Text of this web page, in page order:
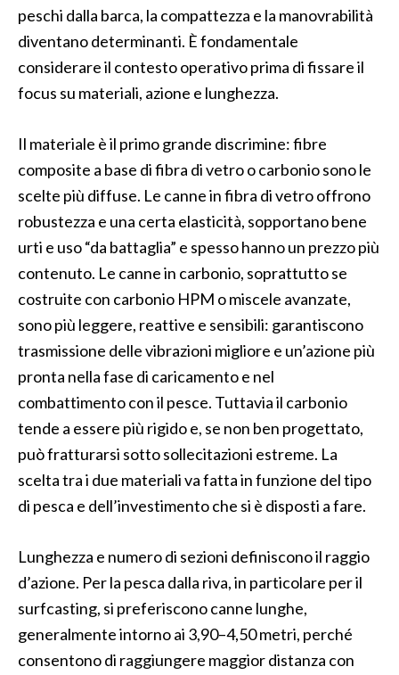
peschi dalla barca, la compattezza e la manovrabilità
diventano determinanti. È fondamentale
considerare il contesto operativo prima di fissare il
focus su materiali, azione e lunghezza.
Il materiale è il primo grande discrimine: fibre
composite a base di fibra di vetro o carbonio sono le
scelte più diffuse. Le canne in fibra di vetro offrono
robustezza e una certa elasticità, sopportano bene
urti e uso “da battaglia” e spesso hanno un prezzo più
contenuto. Le canne in carbonio, soprattutto se
costruite con carbonio HPM o miscele avanzate,
sono più leggere, reattive e sensibili: garantiscono
trasmissione delle vibrazioni migliore e un’azione più
pronta nella fase di caricamento e nel
combattimento con il pesce. Tuttavia il carbonio
tende a essere più rigido e, se non ben progettato,
può fratturarsi sotto sollecitazioni estreme. La
scelta tra i due materiali va fatta in funzione del tipo
di pesca e dell’investimento che si è disposti a fare.
Lunghezza e numero di sezioni definiscono il raggio
d’azione. Per la pesca dalla riva, in particolare per il
surfcasting, si preferiscono canne lunghe,
generalmente intorno ai 3,90–4,50 metri, perché
consentono di raggiungere maggior distanza con